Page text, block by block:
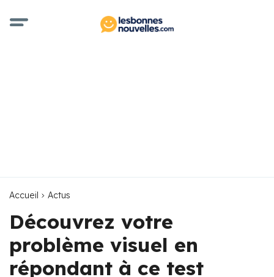
Accueil Actus
Découvrez votre
problème visuel en
répondant à ce test